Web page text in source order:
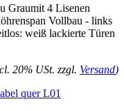
Graumit 4 Lisenen
Vollbau - links
weiß lackierte Türen
20% USt. zzgl. Versand)
quer L01